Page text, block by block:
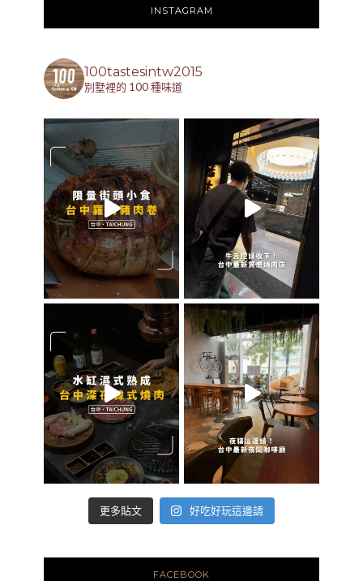
INSTAGRAM
100tastesintw2015
別墅裡的 100 種味道
更多貼文 好吃好玩這邊請
FACEBOOK